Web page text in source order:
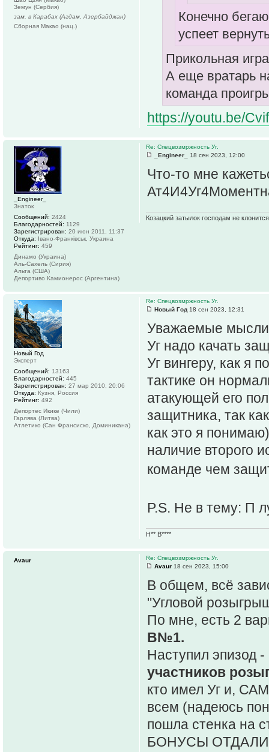
Конечно
успеет
Прикольная
А еще вратарь
команда
https://youtu.be/
Земун (Сербия)
зам. в Карабах (Агдам, Азербайджан)
Сборная Макао (нац.)
Re: Спецвозмржность Уг.
_Engineer_
18 сен 2023, 12:00
Что-то мне
Козацкий затылок господам не
_Engineer_
Знаток
Сообщений: 2424
Благодарностей: 1129
Зарегистрирован: 20 июн 2011, 11:37
Откуда: Івано-Франківськ, Украина
Рейтинг: 459
Динамо (Украина)
Аль-Сахель (Сирия)
Альта (США)
Депортиво Камионерос (Аргентина)
Re: Спецвозмржность Уг.
Новый Год 18 сен 2023, 12:31
Уважаемые
Уг надо качать
Уг вингеру, как я
тактике он
атакующей его
защитника, так
как это я
наличие второго
команде чем
P.S. Не в тему: П
Н** В****
Новый Год
Эксперт
Сообщений: 13163
Благодарностей: 445
Зарегистрирован: 27 мар 2010, 20:06
Откуда: Кузня, Россия
Рейтинг: 492
Депортес Икике (Чили)
Гарлява (Литва)
Атлетико (Сан Франсиско, Доминикана)
Re: Спецвозмржность Уг.
Avaur 18 сен 2023, 15:00
В общем, всё
"Угловой
По мне, есть 2
В№1.
Наступил эпизод -
участников
кто имел Уг и,
всем (надеюсь
пошла стенка на
БОНУСЫ ОТДАЛИ
Avaur